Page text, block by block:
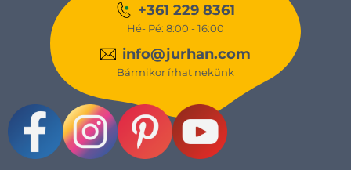
+361 229 8361
Hé- Pé: 8:00 - 16:00
info@jurhan.com
Bármikor írhat nekünk